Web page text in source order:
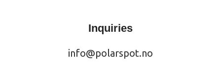
Inquiries
info@polarspot.no